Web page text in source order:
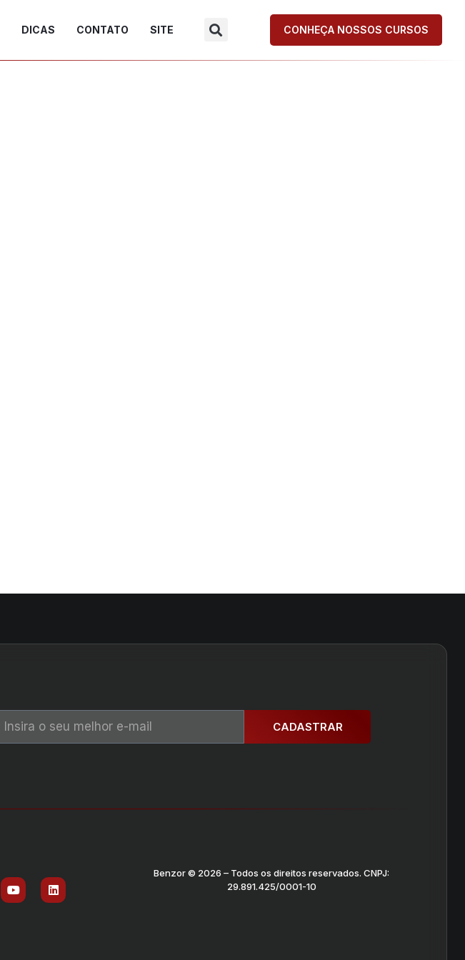
DICAS CONTATO SITE CONHEÇA NOSSOS CURSOS
CADASTRAR
Benzor © 2026 – Todos os direitos reservados. CNPJ:
29.891.425/0001-10